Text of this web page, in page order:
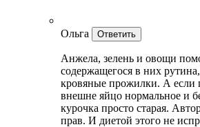
Ольга Ответить
Анжела, зелень и овощи
содержащегося в них
кровяные прожилки. А если
внешне яйцо нормальное и
курочка просто старая.
прав. И диетой этого не